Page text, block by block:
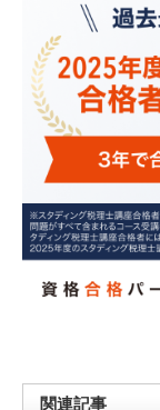
関連記事